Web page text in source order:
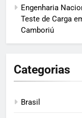
Engenharia
Teste de Carga
Camboriú
Categorias
Brasil